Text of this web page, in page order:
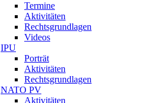
Termine
Aktivitäten
Rechtsgrundlagen
Videos
IPU
Porträt
Aktivitäten
Rechtsgrundlagen
NATO PV
Aktivitäten